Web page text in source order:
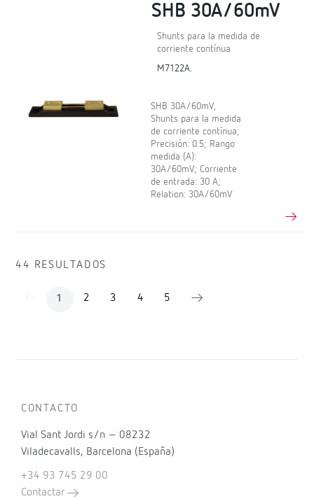
SHB 30A/60mV
Shunts para la medida de
corriente contínua
M7122A.
SHB 30A/60mV,
Shunts para la medida
de corriente contínua;
Precisión: 0.5; Rango
medida (A):
30A/60mV; Corriente
de entrada: 30 A;
Relation: 30A/60mV
44 RESULTADOS
1 2 3 4 5
CONTACTO
Vial Sant Jordi s/n – 08232
Viladecavalls, Barcelona (España)
+34 93 745 29 00
Contactar